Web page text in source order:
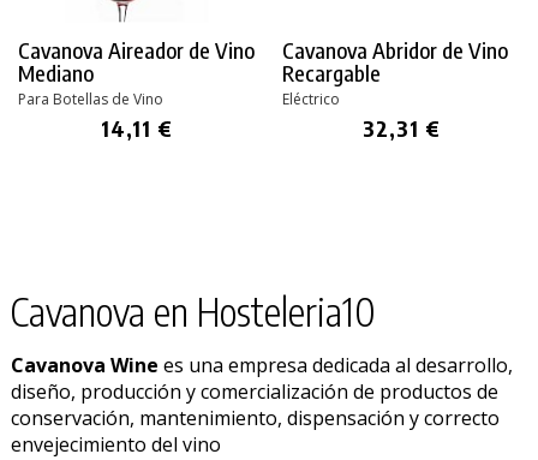
Cavanova Aireador de Vino
Mediano
Para Botellas de Vino
14,11 €
Cavanova Abridor de Vino
Recargable
Eléctrico
32,31 €
Cavanova en Hosteleria10
Cavanova Wine es una empresa dedicada al desarrollo,
diseño, producción y comercialización de productos de
conservación, mantenimiento, dispensación y correcto
envejecimiento del vino